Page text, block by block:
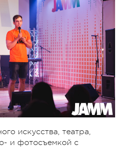
искусства, театра,
и фотосъемкой с